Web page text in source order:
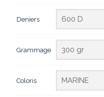
Deniers
Grammage
Coloris